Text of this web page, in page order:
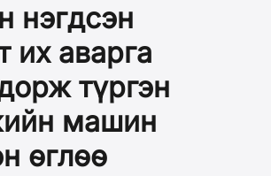
нэгдсэн
их аварга
түргэн
машин
өглөө